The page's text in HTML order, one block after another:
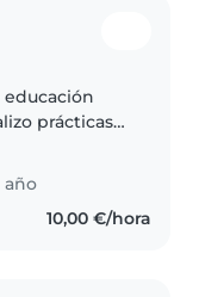
prácticas
además
año
10,00 €/hora